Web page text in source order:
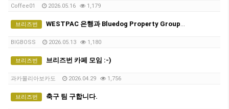
Coffee01 2026.05.16 1,179
브리즈번 WESTPAC 은행과 Bluedog Property Group이 함께 무료 커피 & 부동산 토크 행사(5월21일, 목)
BIGBOSS 2026.05.13 1,180
브리즈번 브리즈번 카페 모임 :-)
과카몰리아보카도 2026.04.29 1,756
브리즈번 축구 팀 구합니다.